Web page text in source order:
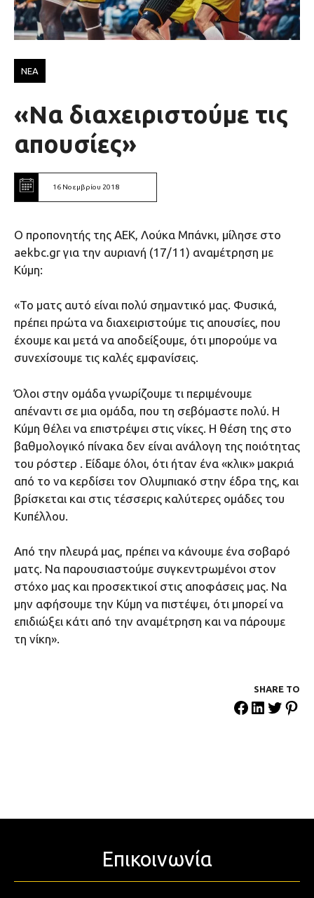
ΝΕΑ
«Να διαχειριστούμε τις
απουσίες»
16 Νοεμβρίου 2018
Ο προπονητής της ΑΕΚ, Λούκα Μπάνκι, μίλησε στο
aekbc.gr για την αυριανή (17/11) αναμέτρηση με
Κύμη:
«Το ματς αυτό είναι πολύ σημαντικό μας. Φυσικά,
πρέπει πρώτα να διαχειριστούμε τις απουσίες, που
έχουμε και μετά να αποδείξουμε, ότι μπορούμε να
συνεχίσουμε τις καλές εμφανίσεις.
Όλοι στην ομάδα γνωρίζουμε τι περιμένουμε
απέναντι σε μια ομάδα, που τη σεβόμαστε πολύ. Η
Κύμη θέλει να επιστρέψει στις νίκες. Η θέση της στο
βαθμολογικό πίνακα δεν είναι ανάλογη της ποιότητας
του ρόστερ . Είδαμε όλοι, ότι ήταν ένα «κλικ» μακριά
από το να κερδίσει τον Ολυμπιακό στην έδρα της, και
βρίσκεται και στις τέσσερις καλύτερες ομάδες του
Κυπέλλου.
Από την πλευρά μας, πρέπει να κάνουμε ένα σοβαρό
ματς. Να παρουσιαστούμε συγκεντρωμένοι στον
στόχο μας και προσεκτικοί στις αποφάσεις μας. Να
μην αφήσουμε την Κύμη να πιστέψει, ότι μπορεί να
επιδιώξει κάτι από την αναμέτρηση και να πάρουμε
τη νίκη».
SHARE ΤΟ
Επικοινωνία